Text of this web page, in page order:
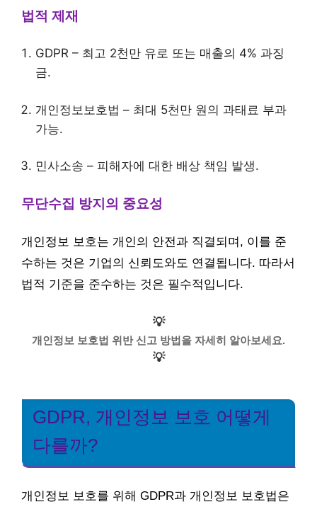
법적 제재
GDPR – 최고 2천만 유로 또는 매출의 4% 과징
금.
개인정보보호법 – 최대 5천만 원의 과태료 부과
가능.
민사소송 – 피해자에 대한 배상 책임 발생.
무단수집 방지의 중요성
개인정보 보호는 개인의 안전과 직결되며, 이를 준
수하는 것은 기업의 신뢰도와도 연결됩니다. 따라서
법적 기준을 준수하는 것은 필수적입니다.
💡
개인정보 보호법 위반 신고 방법을 자세히 알아보세요.
💡
GDPR, 개인정보 보호 어떻게
다를까?
개인정보 보호를 위해 GDPR과 개인정보 보호법은